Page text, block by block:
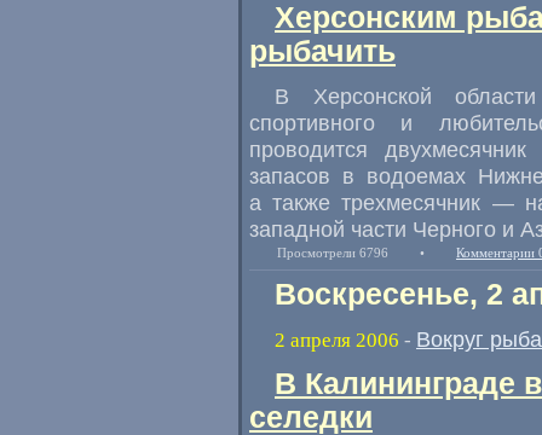
Херсонским
рыбачить
В Херсонской
спортивного и
проводится
запасов в водоемах
а также трехмесячник —
западной части Черного и
Просмотрели 6796 • Комментарии
Воскресенье, 2
2 апреля 2006 - Вокруг
В Калининграде
селедки